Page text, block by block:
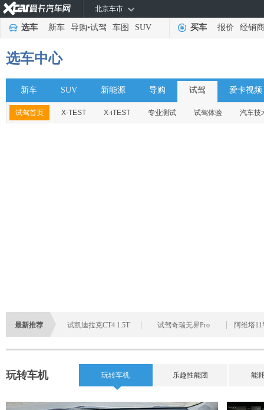
北京车市
选车 新车 导购•试驾 车图 SUV 买车 报价 经销商
选车中心
新车 SUV 新能源 导购 试驾 爱卡视频
试驾首页 X-TEST X-iTEST 专业测试 试驾体验 汽车技
最新推荐 试凯迪拉克CT4 1.5T 试驾奇瑞无界Pro 阿维塔
玩转车机 玩转车机 乐趣性能团 能